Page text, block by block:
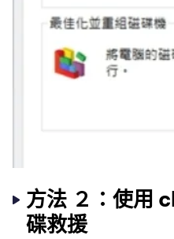
方法 ２：使用
碟救援